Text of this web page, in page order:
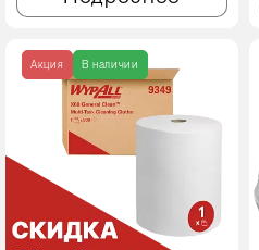
Акция В наличии